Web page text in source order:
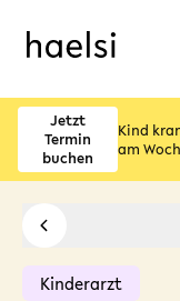
Jetzt
Termin
buchen
Kind
am
Kinderarzt